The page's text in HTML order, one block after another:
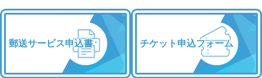
郵送サービス申込書 チケット申込フォーム